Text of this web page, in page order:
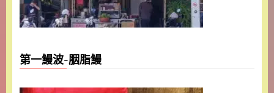
第一鰻波-胭脂鰻